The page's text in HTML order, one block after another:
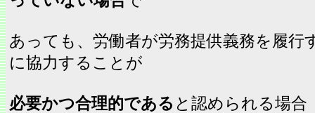
あっても、労働者が労務提供義務を履行
に協力することが
必要かつ合理的である と認められる場合